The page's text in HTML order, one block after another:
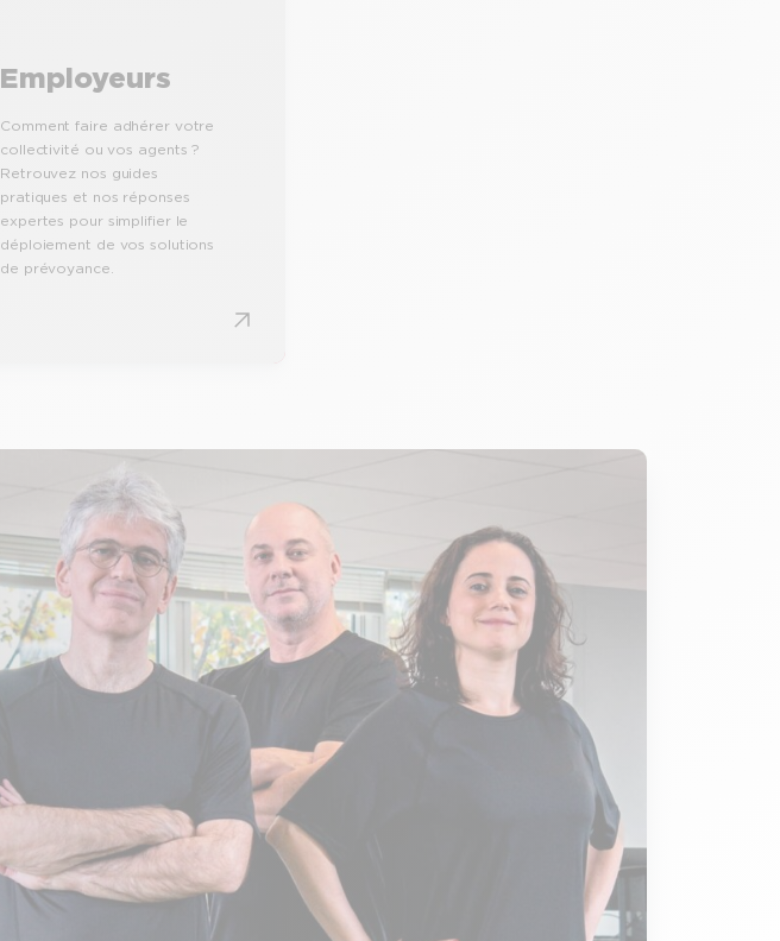
Employeurs
Comment faire adhérer votre
collectivité ou vos agents ?
Retrouvez nos guides
pratiques et nos réponses
expertes pour simplifier le
déploiement de vos solutions
de prévoyance.